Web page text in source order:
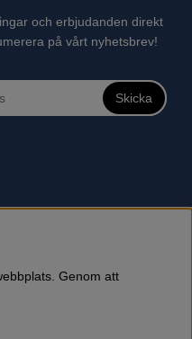
och erbjudanden direkt
på vårt nyhetsbrev!
Skicka
trimmers, riders,
Genom att